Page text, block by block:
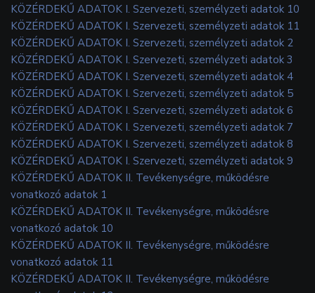
KÖZÉRDEKŰ ADATOK I. Szervezeti, személyzeti adatok 10
KÖZÉRDEKŰ ADATOK I. Szervezeti, személyzeti adatok 11
KÖZÉRDEKŰ ADATOK I. Szervezeti, személyzeti adatok 2
KÖZÉRDEKŰ ADATOK I. Szervezeti, személyzeti adatok 3
KÖZÉRDEKŰ ADATOK I. Szervezeti, személyzeti adatok 4
KÖZÉRDEKŰ ADATOK I. Szervezeti, személyzeti adatok 5
KÖZÉRDEKŰ ADATOK I. Szervezeti, személyzeti adatok 6
KÖZÉRDEKŰ ADATOK I. Szervezeti, személyzeti adatok 7
KÖZÉRDEKŰ ADATOK I. Szervezeti, személyzeti adatok 8
KÖZÉRDEKŰ ADATOK I. Szervezeti, személyzeti adatok 9
KÖZÉRDEKŰ ADATOK II. Tevékenységre, működésre
vonatkozó adatok 1
KÖZÉRDEKŰ ADATOK II. Tevékenységre, működésre
vonatkozó adatok 10
KÖZÉRDEKŰ ADATOK II. Tevékenységre, működésre
vonatkozó adatok 11
KÖZÉRDEKŰ ADATOK II. Tevékenységre, működésre